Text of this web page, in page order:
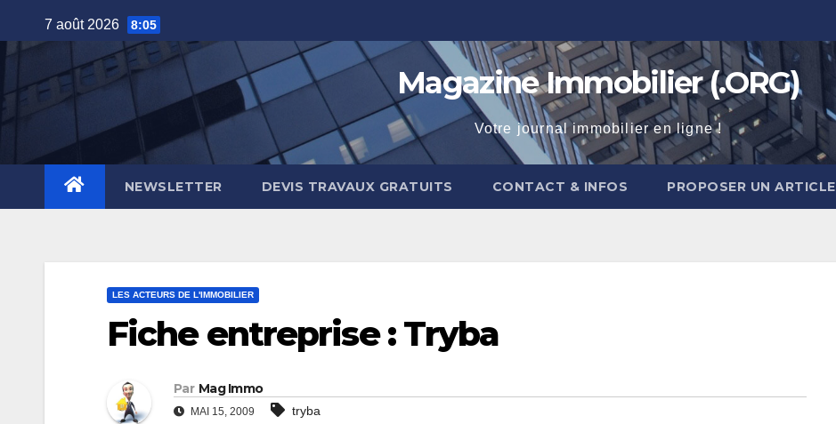
to
7 août 2026 8:05
Magazine Immobilier (.ORG)
Votre journal immobilier en ligne !
NEWSLETTER DEVIS TRAVAUX GRATUITS CONTACT & INFOS PROPOSER UN ARTICLE
LES ACTEURS DE L'IMMOBILIER
Fiche entreprise : Tryba
Par Mag Immo
MAI 15, 2009 tryba